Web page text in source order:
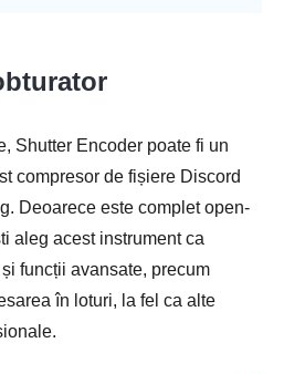
Shutter Encoder poate fi un
compresor de fișiere Discord
Deoarece este complet open-
aleg acest instrument ca
funcții avansate, precum
în loturi, la fel ca alte